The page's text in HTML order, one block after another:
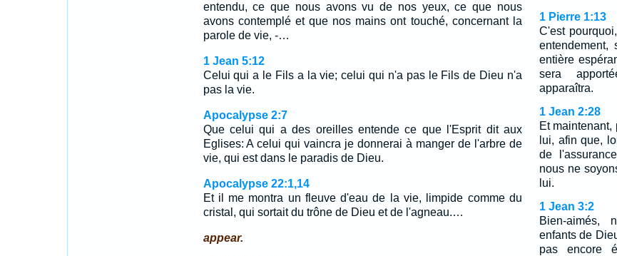
entendu, ce que nous avons vu de nos yeux, ce que nous
avons contemplé et que nos mains ont touché, concernant la
parole de vie, -…
1 Jean 5:12
Celui qui a le Fils a la vie; celui qui n'a pas le Fils de Dieu n'a
pas la vie.
Apocalypse 2:7
Que celui qui a des oreilles entende ce que l'Esprit dit aux
Eglises: A celui qui vaincra je donnerai à manger de l'arbre de
vie, qui est dans le paradis de Dieu.
Apocalypse 22:1,14
Et il me montra un fleuve d'eau de la vie, limpide comme du
cristal, qui sortait du trône de Dieu et de l'agneau.…
appear.
1 Pierre 1:13
C'est
entendement,
entière
sera
apparaîtra.
1 Jean 2:28
Et maintenant,
lui, afin que,
de
nous ne
lui.
1 Jean 3:2
Bien-aimés,
enfants de
pas encore